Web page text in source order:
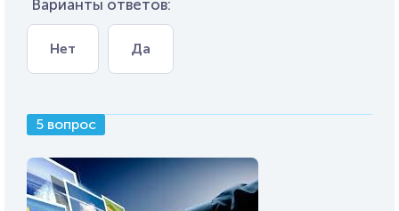
Варианты ответов:
Нет Да
5 вопрос